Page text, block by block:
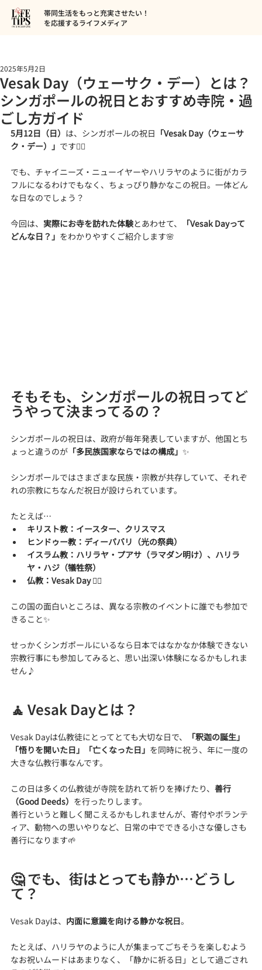
帯同生活をもっと充実させたい！
を応援するライフメディア
Vesak Day（ウェーサク・デー）とは？
シンガポールの祝日とおすすめ寺院・過
ごし方ガイド
2025年5月2日
5月12日（日） は、シンガポールの祝日 「Vesak Day（ウェーサ
ク・デー）」 です🧘‍♀️
でも、チャイニーズ・ニューイヤーやハリラヤのように街がカラ
フルになるわけでもなく、ちょっぴり静かなこの祝日。一体どん
な日なのでしょう？
今回は、 実際にお寺を訪れた体験とあわせて、
「Vesak Dayって
どんな日？」 をわかりやすくご紹介します🌸
そもそも、シンガポールの祝日ってど
うやって決まってるの？
シンガポールの祝日は、政府が毎年発表していますが、他国とち
ょっと違うのが 「多民族国家ならではの構成」 ✨
シンガポールではさまざまな民族・宗教が共存していて、それぞ
れの宗教にちなんだ祝日が設けられています。
たとえば…
キリスト教：イースター、クリスマス
ヒンドゥー教：ディーパバリ（光の祭典）
イスラム教：ハリラヤ・プアサ（ラマダン明け）、ハリラ
ヤ・ハジ（犠牲祭）
仏教：Vesak Day 🧘‍♀️
この国の面白いところは、異なる宗教のイベントに誰でも参加で
きること✨
せっかくシンガポールにいるなら日本ではなかなか体験できない
宗教行事にも参加してみると、思い出深い体験になるかもしれま
せん♪
🧘 Vesak Dayとは？
Vesak Dayは仏教徒にとってとても大切な日で、
「釈迦の誕生」
「悟りを開いた日」「亡くなった日」 を同時に祝う、年に一度の
大きな仏教行事なんです。
この日は多くの仏教徒が寺院を訪れて祈りを捧げたり、 善行
（Good Deeds） を行ったりします。
善行というと難しく聞こえるかもしれませんが、寄付やボランテ
ィア、動物への思いやりなど、日常の中でできる小さな優しさも
善行になります🌱
🤔 でも、街はとっても静か…どうし
て？
Vesak Dayは、 内面に意識を向ける静かな祝日。
たとえば、ハリラヤのように人が集まってごちそうを楽しむよう
なお祝いムードはあまりなく、「静かに祈る日」として過ごされ